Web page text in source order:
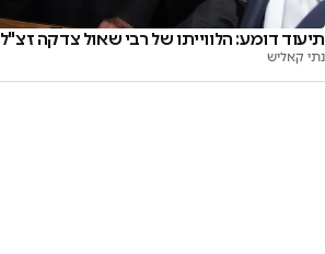
תיעוד דומע: הלווייתו של רבי שאול צדקה זצ"ל
נתי קאליש